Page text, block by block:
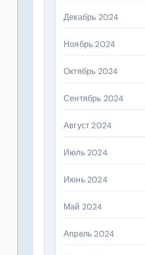
Декабрь 2024
Ноябрь 2024
Октябрь 2024
Сентябрь 2024
Август 2024
Июль 2024
Июнь 2024
Май 2024
Апрель 2024